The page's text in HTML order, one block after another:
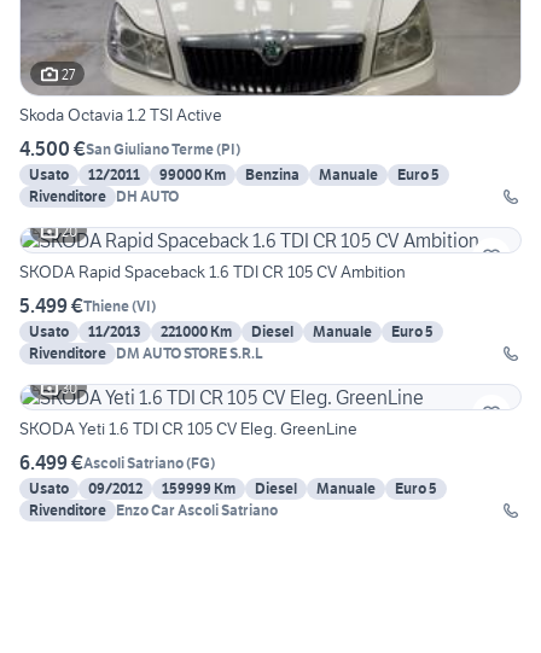
27
Skoda Octavia 1.2 TSI Active
4.500 €San Giuliano Terme(PI)
Usato
12/2011 99000 Km Benzina Manuale
Euro 5
Rivenditore DH AUTO
20
SKODA Rapid Spaceback 1.6 TDI CR 105 CV Ambition
5.499 €Thiene(VI)
Usato
11/2013 221000 Km Diesel Manuale
Euro 5
Rivenditore DM AUTO STORE S.R.L
30
SKODA Yeti 1.6 TDI CR 105 CV Eleg. GreenLine
6.499 €Ascoli Satriano(FG)
Usato
09/2012 159999 Km Diesel Manuale
Euro 5
Rivenditore Enzo Car Ascoli Satriano